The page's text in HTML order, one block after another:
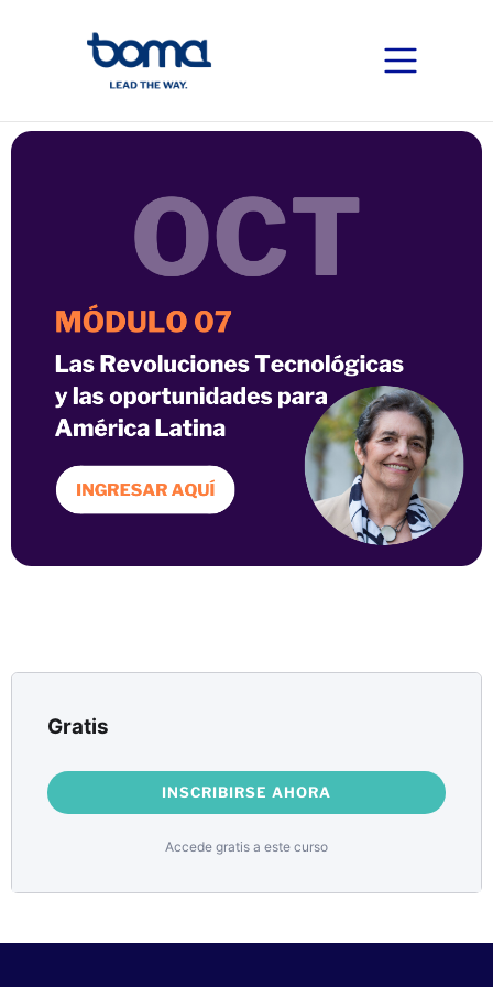
Gratis
INSCRIBIRSE AHORA
Accede gratis a este curso